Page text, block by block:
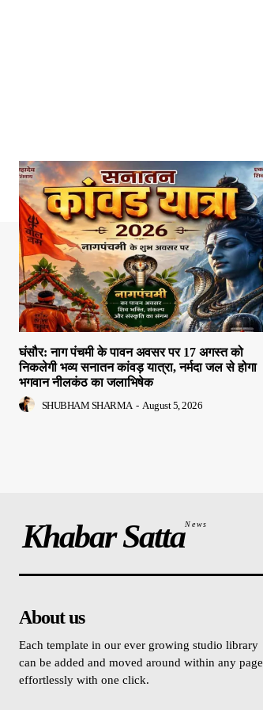
घंसौर: नाग पंचमी के पावन अवसर पर 17 अगस्त को
निकलेगी भव्य सनातन कांवड़ यात्रा, नर्मदा जल से होगा
भगवान नीलकंठ का जलाभिषेक
SHUBHAM SHARMA - August 5, 2026
Khabar SattaNews
About us
Each template in our ever growing studio library
can be added and moved around within any page
effortlessly with one click.